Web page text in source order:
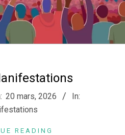
20 mars, 2026
In:
READING